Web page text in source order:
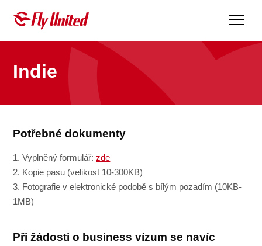
Indie
Potřebné dokumenty
1. Vyplněný formulář:zde
2. Kopie pasu (velikost 10-300KB)
3. Fotografie v elektronické podobě s bílým pozadím (10KB-
1MB)
Při žádosti o business vízum se navíc